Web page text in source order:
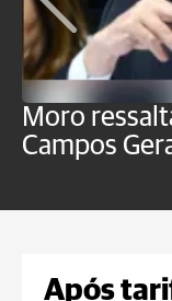
Moro
Campos
Após